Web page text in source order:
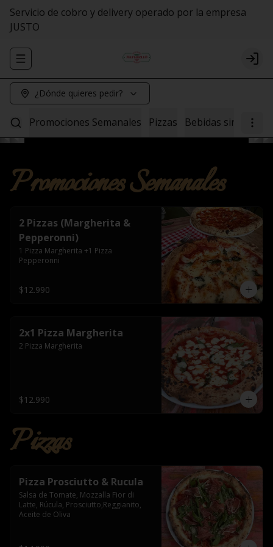
Servicio de cobro y delivery operado por la empresa
JUSTO
Abrir menu de navegación Login
¿Dónde quieres pedir?
Promociones Semanales Pizzas Bebidas sin Alcohol
Promociones Semanales
2 Pizzas (Margherita &
Pepperonni)
1 Pizza Margherita +1 Pizza
Pepperonni
$12.990
2x1 Pizza Margherita
2 Pizza Margherita
$12.990
Pizzas
Pizza Prosciutto & Rucula
Salsa de Tomate, Mozzalla Fior di
Latte, Rúcula, Prosciutto,Reggianito,
Aceite de Oliva